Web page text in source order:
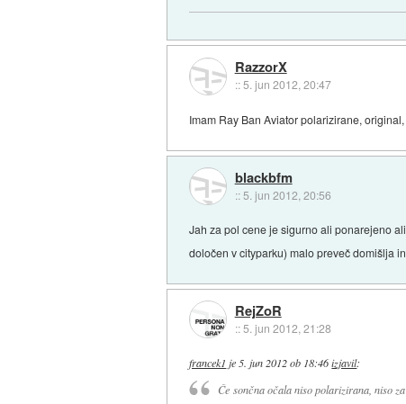
RazzorX
::5. jun 2012, 20:47
Imam Ray Ban Aviator polarizirane,
blackbfm
:: 5. jun 2012, 20:56
Jah za pol cene je sigurno ali ponarejeno
določen v cityparku) malo preveč domišlja
RejZoR
::5. jun 2012, 21:28
francek1 je 5. jun 2012 ob 18:46 izjavil:
Če sončna očala niso polarizirana, niso za